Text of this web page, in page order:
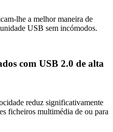
lhe a melhor maneira de
USB sem incómodos.
com USB 2.0 de alta
reduz significativamente
ficheiros multimédia de ou para